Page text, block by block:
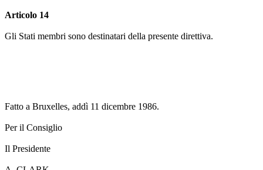
Articolo 14
Gli Stati membri sono destinatari della presente direttiva.
Fatto a Bruxelles, addì 11 dicembre 1986.
Per il Consiglio
Il Presidente